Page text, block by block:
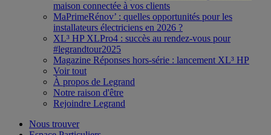
maison connectée à vos clients
MaPrimeRénov’ : quelles opportunités pour les
installateurs électriciens en 2026 ?
XL³ HP XLPro4 : succès au rendez-vous pour
#legrandtour2025
Magazine Réponses hors-série : lancement XL³ HP
Voir tout
À propos de Legrand
Notre raison d'être
Rejoindre Legrand
Nous trouver